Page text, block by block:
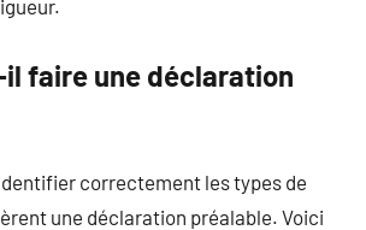
faire une déclaration
correctement les types de
une déclaration préalable. Voici